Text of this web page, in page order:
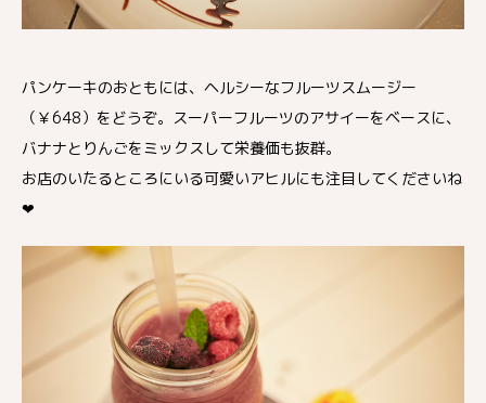
パンケーキのおともには、ヘルシーなフルーツスムージー
（￥648）をどうぞ。スーパーフルーツのアサイーをベースに、
バナナとりんごをミックスして栄養価も抜群。
お店のいたるところにいる可愛いアヒルにも注目してくださいね
❤